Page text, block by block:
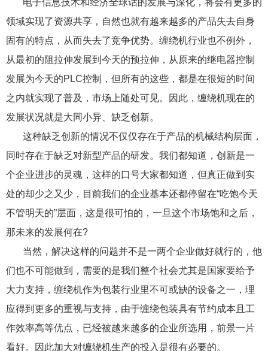
电子信息技术和经济全球话的发展与深化，将会有更多的
领域实现了资源共享，自然也就有越来越多的产品失去自身
固有的特点，从而失去了竞争优势。缠绕机行业也不例外，
从最初的阻拉伸发展到今天的预拉伸，从原来的继电器控制
发展为今天的PLC控制，但所有的这些，都是在很短的时间
之内就实现了普及，市场上随处可见。因此，缠绕机现在的
发展状况就是大同小异、缺乏创新。
这种缺乏创新的情况不仅仅存在于产品的机械结构层面，
同时存在于缺乏对新型产品的研发。我们都知道，创新是一
个企业进步的灵魂，这样的口号大家都知道，但真正做到实
处的却少之又少，目前我们的企业基本还都停留在“吃饱今天
不管明天的”层面，这是很可怕的，一旦这个市场饱和之后，
那未来的发展何在?
当然，解决这样的问题并不是一两个企业做好就行的，他
们也不可能做到，需要的是我们整个社会尤其是国家要给予
大力支持，缠绕机作为包装行业里不可或缺的设备之一，理
应得到更多的重视与支持，由于缠绕包装具有节约成本且工
作效率高等优点，已经被越来越多的企业所选用，前景一片
看好。因此加大对缠绕机生产的投入是很有必要的。